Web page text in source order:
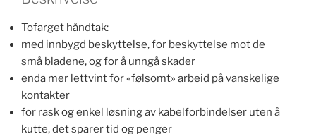
Tofarget håndtak:
med innbygd beskyttelse, for beskyttelse mot de
små bladene, og for å unngå skader
enda mer lettvint for «følsomt» arbeid på vanskelige
kontakter
for rask og enkel løsning av kabelforbindelser uten å
kutte, det sparer tid og penger